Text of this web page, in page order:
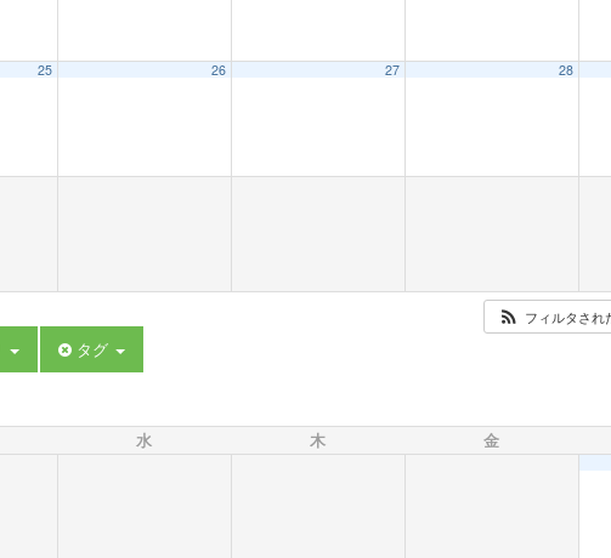
25 26 27 28
フィルタされ
タグ
水 木 金